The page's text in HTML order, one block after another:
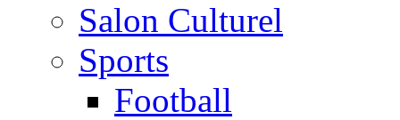
Salon Culturel
Sports
Football